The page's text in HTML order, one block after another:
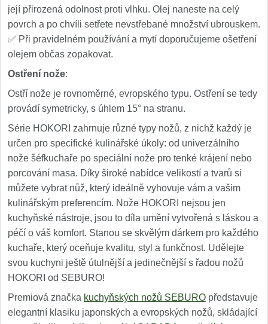
její přirozená odolnost proti vlhku. Olej naneste na celý
povrch a po chvíli setřete nevstřebané množství ubrouskem.
✅ Při pravidelném používání a mytí doporučujeme ošetření
olejem občas zopakovat.
Ostření nože:
Ostří nože je rovnoměrné, evropského typu. Ostření se tedy
provádí symetricky, s úhlem 15° na stranu.
Série HOKORI zahrnuje různé typy nožů, z nichž každý je
určen pro specifické kulinářské úkoly: od univerzálního
nože šéfkuchaře po speciální nože pro tenké krájení nebo
porcování masa. Díky široké nabídce velikostí a tvarů si
můžete vybrat nůž, který ideálně vyhovuje vám a vašim
kulinářským preferencím. Nože HOKORI nejsou jen
kuchyňské nástroje, jsou to díla umění vytvořená s láskou a
péčí o váš komfort. Stanou se skvělým dárkem pro každého
kuchaře, který oceňuje kvalitu, styl a funkčnost. Udělejte
svou kuchyni ještě útulnější a jedinečnější s řadou nožů
HOKORI od SEBURO!
Premiová značka kuchyňských nožů SEBURO představuje
elegantní klasiku japonských a evropských nožů, skládající